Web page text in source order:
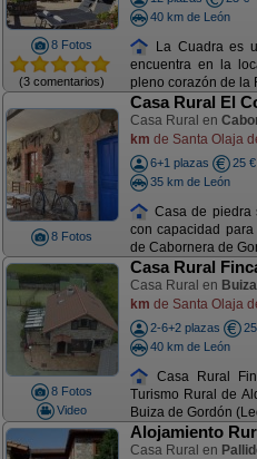
8 Fotos
(3 comentarios)
40 km de León
La Cuadra es
encuentra en la
pleno corazón de la
8 Fotos
Casa Rural El
Casa Rural en
km de Santa Olaja
6+1 plazas
25 €
35 km de León
Casa de piedra
con capacidad
de Cabornera de
8 Fotos
Video
Casa Rural
Casa Rural en
km de Santa Olaja
2-6+2 plazas
40 km de León
Casa Rural
Turismo Rural de
Buiza de Gordón
Alojamiento
Casa Rural en